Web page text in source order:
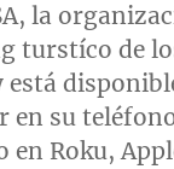
, la
turstíco de
está
en su
en Roku,